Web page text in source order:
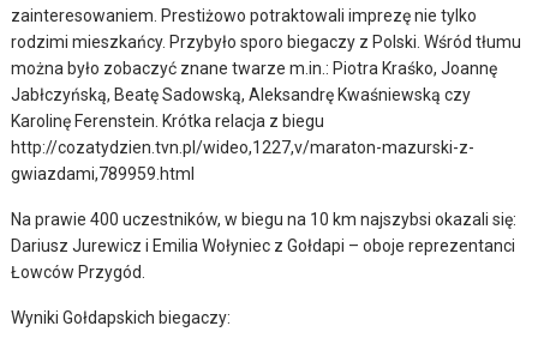
zainteresowaniem. Prestiżowo potraktowali imprezę nie tylko
rodzimi mieszkańcy. Przybyło sporo biegaczy z Polski. Wśród tłumu
można było zobaczyć znane twarze m.in.: Piotra Kraśko, Joannę
Jabłczyńską, Beatę Sadowską, Aleksandrę Kwaśniewską czy
Karolinę Ferenstein. Krótka relacja z biegu
http://cozatydzien.tvn.pl/wideo,1227,v/maraton-mazurski-z-
gwiazdami,789959.html
Na prawie 400 uczestników, w biegu na 10 km najszybsi okazali się:
Dariusz Jurewicz i Emilia Wołyniec z Gołdapi – oboje reprezentanci
Łowców Przygód.
Wyniki Gołdapskich biegaczy: